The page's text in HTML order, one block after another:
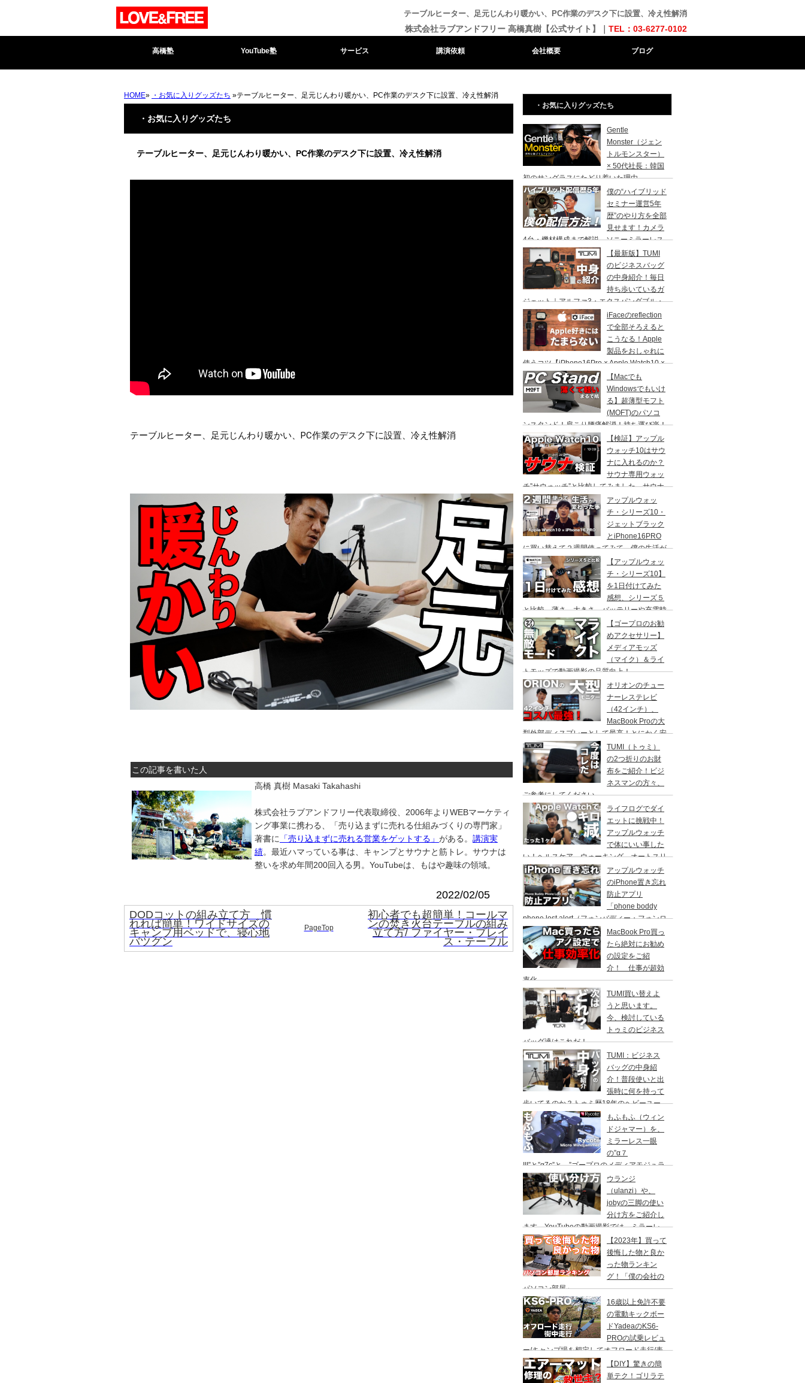
テーブルヒーター、足元じんわり暖かい、PC作業のデスク下に設置、冷え性解消
株式会社ラブアンドフリー 高橋真樹【公式サイト】｜ TEL：03-6277-0102
高橋塾 YouTube塾 サービス 講演依頼 会社概要 ブログ
HOME» ・お気に入りグッズたち »テーブルヒーター、足元じんわり暖かい、PC作業のデスク下に設置、冷え性解消
・お気に入りグッズたち
テーブルヒーター、足元じんわり暖かい、PC作業のデスク下に設置、冷え性解消
テーブルヒーター、足元じんわり暖かい、PC作業のデスク下に設置、冷え性解消
この記事を書いた人
高橋 真樹 Masaki Takahashi
株式会社ラブアンドフリー代表取締役、2006年よりWEBマーケティ
ング事業に携わる、「売り込まずに売れる仕組みづくりの専門家」
著書に
「売り込まずに売れる営業をゲットする」 がある。 講演実
績。最近ハマっている事は、キャンプとサウナと筋トレ。サウナは
整いを求め年間200回入る男。YouTubeは、もはや趣味の領域。
2022/02/05
DODコットの組み立て方 慣
れれば簡単！ワイドサイズの
キャンプ用ベッドで、寝心地
バツグン
PageTop
初心者でも超簡単！コールマ
ンの焚き火台テーブルの組み
立て方/ ファイヤー・プレイ
ス・テーブル
・お気に入りグッズたち
Gentle
Monster（ジェン
トルモンスター）
× 50代社長：韓国
初のサングラスにたどり着いた理由
僕の“ハイブリッド
セミナー運営5年
歴”のやり方を全部
見せます！カメラ
4台・機材構成まで解説、ソニーミラーレス
一眼、MacBook Pro、zoom、ブラックマジ
ックデザイン、エプソンプロジェクター
【最新版】TUMI
のビジネスバッグ
の中身紹介！毎日
持ち歩いているガ
ジェット｜アルファ3・エクスパンダブル・
オーガナイザー・ラップトップ・ブリーフ
iFaceのreflection
で全部そろえると
こうなる！Apple
製品をおしゃれに
使うコツ【iPhone16Pro × Apple Watch10 ×
AirPods Pro】
【Macでも
Windowsでもいけ
る】超薄型モフト
(MOFT)のパソコ
ンスタンド！肩こり腰痛解消！持ち運び楽！
オフィスやカフェでスタイリッシュ！
【検証】アップル
ウォッチ10はサウ
ナに入れるのか？
サウナ専用ウォッ
チ”サウォッチ”と比較してみました。サウナ
ー必見！
アップルウォッ
チ・シリーズ10・
ジェットブラック
とiPhone16PRO
に買い替えて２週間使ってみて、僕の生活が
変わった５つの事！
【アップルウォッ
チ・シリーズ10】
を1日付けてみた
感想、シリーズ５
と比較、薄さ、大きさ、バッテリーや充電時
間など。
【ゴープロのお勧
めアクセサリー】
メディアモッズ
（マイク）＆ライ
トモッズで動画撮影の品質向上！
オリオンのチュー
ナーレステレビ
（42インチ）、
MacBook Proの大
型外部ディスプレーとして最高！とにかく安
い、デュアルディスプレイ用のモニターとし
てもOK、SAFH421
TUMI（トゥミ）
の2つ折りのお財
布をご紹介！ビジ
ネスマンの方々、
ご参考にしてください。
ライフログでダイ
エットに挑戦中！
アップルウォッチ
で体にいい事した
い！ヘルスケア、ウォーキング、オートスリ
ープも面白い。キッカケはサウォッチでし
た。
アップルウォッチ
のiPhone置き忘れ
防止アプリ
「phone boddy
phone lost alert（フォンバディー・フォンロ
ストアラート）設定方法や使い方MacBook Pro買っ
たら絶対にお勧め
の設定をご紹
介！ 仕事が超効
率化
TUMI買い替えよ
うと思います。
今、検討している
トゥミのビジネス
バッグ達はこれだ！
TUMI：ビジネス
バッグの中身紹
介！普段使いと出
張時に何を持って
歩いてるのか？トゥミ歴18年のヘビーユー
ザーが語る！アルファシリーズもふもふ（ウィン
ドジャマー）を、
ミラーレス一眼
の”α７
III”と”α7c”と、”ゴープロのメディアモジュラ
ー”に。内臓マイクの風切り音防止
策/Rycote（ライコート）Micro Windjammer
ウランジ
（ulanzi）や、
jobyの三脚の使い
分け方をご紹介し
ます。YouTubeの動画撮影では、ミラーレ
ス一眼やゴープロを使い、スマホの写真撮影
にも使ってます。MT-08/ MT-44/
【2023年】買って
後悔した物と良か
った物ランキン
グ！「僕の会社の
パソコン部屋」
16歳以上免許不要
の電動キックボー
ドYadeaのKS6-
PROの試乗レビュ
ー/キャンプ場を想定してオフロード走行/表
参道〜原宿の坂道走行/ループと比較/乗り心
地/20キロモード
【DIY】驚きの簡
単テク！ゴリラテ